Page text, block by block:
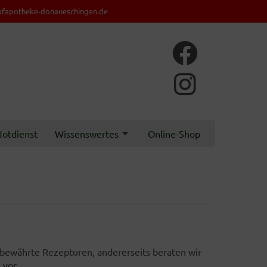
donaueschingen.de
Wissenswertes Online-Shop
Rezepturen, andererseits beraten wir